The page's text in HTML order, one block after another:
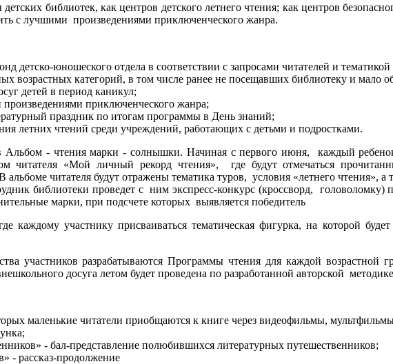
детских библиотек, как центров детского летнего чтения; как центров
с лучшими произведениями приключенческого жанра.
детско-юношеского отдела в соответствии с запросами читателей и
возрастных категорий, в том числе ранее не посещавших библиотеку и мало
детей в период каникул;
приключенческого жанра;
праздник по итогам программы в День знаний;
летних чтений среди учреждений, работающих с детьми и подростками.
Альбом - чтения марки - солнышки. Начиная с первого июня, каждый
читателя «Мой личный рекорд чтения», где будут отмечаться
читателя будут отражены тематика туров, условия «летнего чтения»,
библиотеки проведет с ним экспресс-конкурс (кроссворд,
марки, при подсчете которых выявляется победитель
каждому участнику присваиваться тематическая фигурка, на которой
участников разрабатываются Программы чтения для каждой
досуга летом будет проведена по разработанной авторской
маленькие читатели приобщаются к книге через видеофильмы,
- бал-представление полюбившихся литературных путешественников;
- рассказ-продолжение